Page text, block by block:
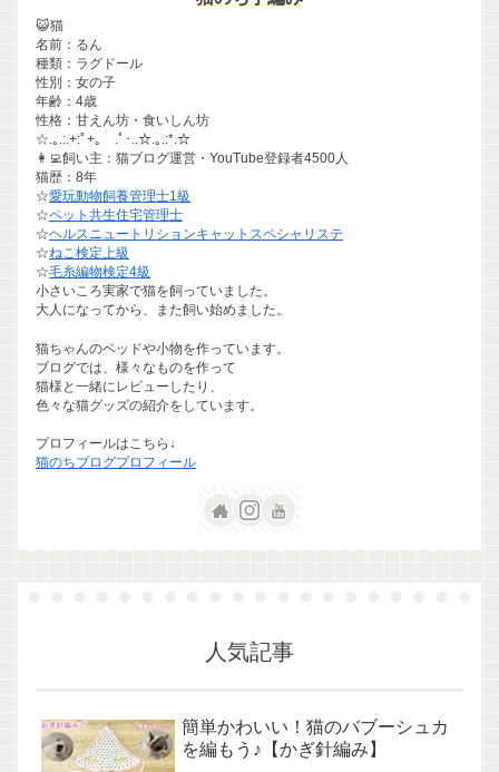
😺猫
名前：るん
種類：ラグドール
性別：女の子
年齢：4歳
性格：甘えん坊・食いしん坊
☆.｡.:.+:ﾟ+｡ .ﾟ･..☆.｡.:*.☆
👩‍💻飼い主：猫ブログ運営・YouTube登録者4500人
猫歴：8年
☆愛玩動物飼養管理士1級
☆ペット共生住宅管理士
☆ヘルスニュートリションキャットスペシャリステ
☆ねこ検定上級
☆毛糸編物検定4級
小さいころ実家で猫を飼っていました。
大人になってから、また飼い始めました。
猫ちゃんのベッドや小物を作っています。
ブログでは、様々なものを作って
猫様と一緒にレビューしたり、
色々な猫グッズの紹介をしています。
プロフィールはこちら↓
猫のちブログプロフィール
人気記事
簡単かわいい！猫のバブーシュカ
を編もう♪【かぎ針編み】